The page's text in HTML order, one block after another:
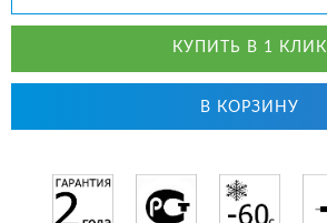
КУПИТЬ В 1 КЛИК
В КОРЗИНУ